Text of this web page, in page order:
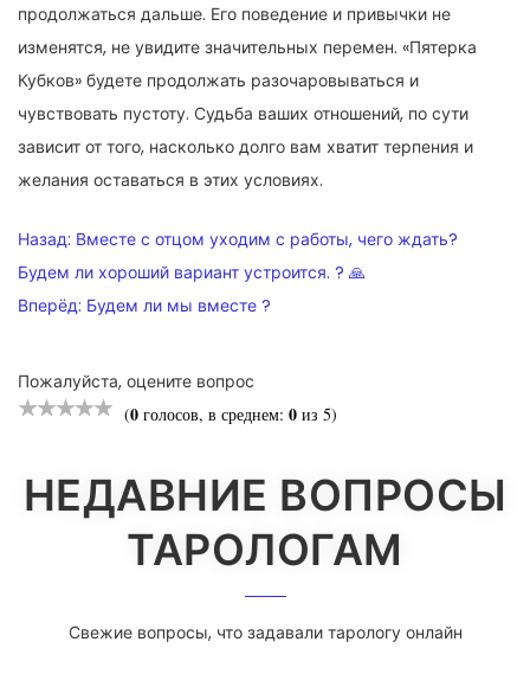
продолжаться дальше. Его поведение и привычки не
изменятся, не увидите значительных перемен. «Пятерка
Кубков» будете продолжать разочаровываться и
чувствовать пустоту. Судьба ваших отношений, по сути
зависит от того, насколько долго вам хватит терпения и
желания оставаться в этих условиях.
НАВИГАЦИЯ
ПО
ЗАПИСЯМ
Назад: Вместе с отцом уходим с работы, чего ждать?
Будем ли хороший вариант устроится. ? 🙏
Вперёд: Будем ли мы вместе ?
Пожалуйста, оцените вопрос
(0 голосов, в среднем: 0 из 5)
НЕДАВНИЕ ВОПРОСЫ
ТАРОЛОГАМ
Свежие вопросы, что задавали тарологу онлайн